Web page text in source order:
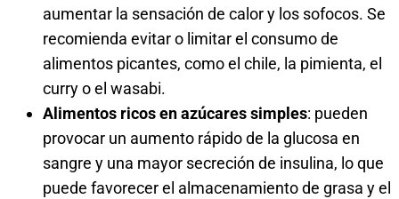
aumentar la sensación de calor y los sofocos. Se
recomienda evitar o limitar el consumo de
alimentos picantes, como el chile, la pimienta, el
curry o el wasabi.
Alimentos ricos en azúcares simples: pueden
provocar un aumento rápido de la glucosa en
sangre y una mayor secreción de insulina, lo que
puede favorecer el almacenamiento de grasa y el